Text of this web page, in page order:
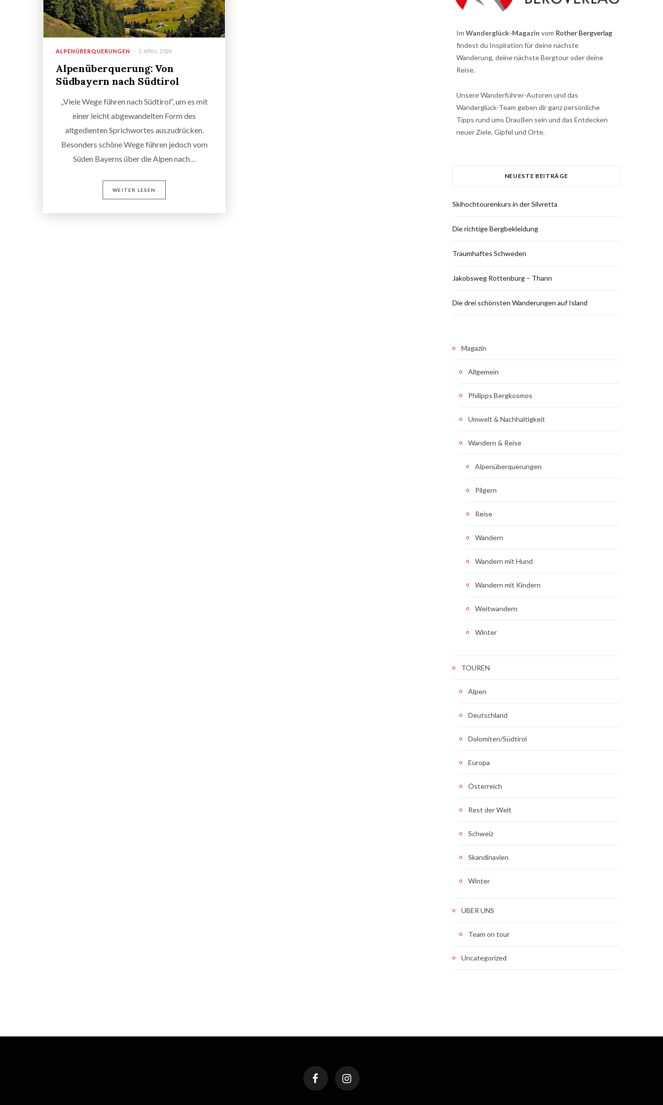
ALPENÜBERQUERUNGEN 3. APRIL 2024
Alpenüberquerung: Von
Südbayern nach Südtirol
„Viele Wege führen nach Südtirol“, um es mit
einer leicht abgewandelten Form des
altgedienten Sprichwortes auszudrücken.
Besonders schöne Wege führen jedoch vom
Süden Bayerns über die Alpen nach…
WEITER LESEN
Im Wanderglück-Magazin vom Rother Bergverlag
findest du Inspiration für deine nächste
Wanderung, deine nächste Bergtour oder deine
Reise.
Unsere Wanderführer-Autoren und das
Wanderglück-Team geben dir ganz persönliche
Tipps rund ums Draußen sein und das Entdecken
neuer Ziele, Gipfel und Orte.
NEUESTE BEITRÄGE
Skihochtourenkurs in der Silvretta
Die richtige Bergbekleidung
Traumhaftes Schweden
Jakobsweg Rottenburg – Thann
Die drei schönsten Wanderungen auf Island
Magazin
Allgemein
Philipps Bergkosmos
Umwelt & Nachhaltigkeit
Wandern & Reise
Alpenüberquerungen
Pilgern
Reise
Wandern
Wandern mit Hund
Wandern mit Kindern
Weitwandern
Winter
TOUREN
Alpen
Deutschland
Dolomiten/Südtirol
Europa
Österreich
Rest der Welt
Schweiz
Skandinavien
Winter
ÜBER UNS
Team on tour
Uncategorized